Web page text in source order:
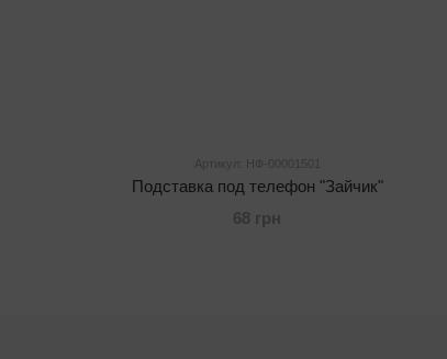
Артикул: НФ-00001501
Подставка под телефон "Зайчик"
68 грн